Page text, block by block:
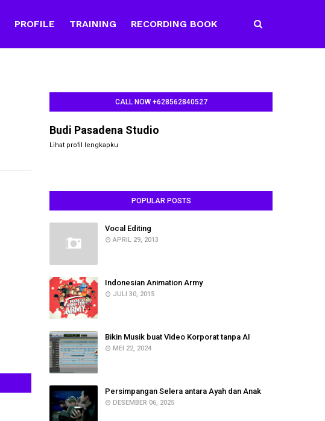
PROFILE TRAINING RECORDING BOOK
CALL NOW +628562840527
Budi Pasadena Studio
Lihat profil lengkapku
POPULAR POSTS
Vocal Editing
APRIL 29, 2013
Indonesian Animation Army
JULI 30, 2015
Bikin Musik buat Video Korporat tanpa AI
MEI 22, 2024
Persimpangan Selera antara Ayah dan Anak
DESEMBER 06, 2025